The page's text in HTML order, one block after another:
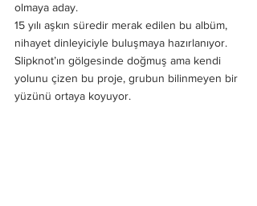
olmaya aday.
15 yılı aşkın süredir merak edilen bu albüm,
nihayet dinleyiciyle buluşmaya hazırlanıyor.
Slipknot’ın gölgesinde doğmuş ama kendi
yolunu çizen bu proje, grubun bilinmeyen bir
yüzünü ortaya koyuyor.